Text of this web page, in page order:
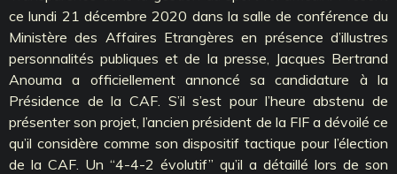
ce lundi 21 décembre 2020 dans la salle de conférence du
Ministère des Affaires Etrangères en présence d’illustres
personnalités publiques et de la presse, Jacques Bertrand
Anouma a officiellement annoncé sa candidature à la
Présidence de la CAF. S’il s’est pour l’heure abstenu de
présenter son projet, l’ancien président de la FIF a dévoilé ce
qu’il considère comme son dispositif tactique pour l’élection
de la CAF. Un ‘‘4-4-2 évolutif’’ qu’il a détaillé lors de son